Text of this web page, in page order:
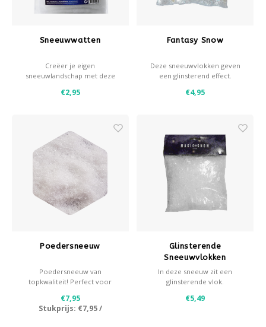
Sneeuwwatten
Creëer je eigen
sneeuwlandschap met deze
sneeuwwatten.
- Mooi effect in combinatie
met kunstsneeuw en/of glitter
sneeuw
€2,95
Fantasy Snow
Deze sneeuwvlokken geven
een glinsterend effect.
€4,95
Poedersneeuw
Poedersneeuw van
topkwaliteit! Perfect voor
€7,95
Stukprijs: €7,95/
Glinsterende
Sneeuwvlokken
In deze sneeuw zit een
glinsterende vlok.
€5,49